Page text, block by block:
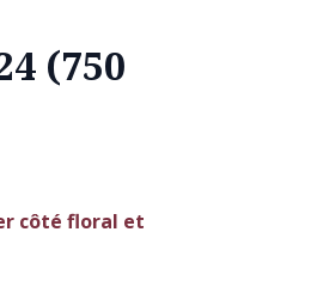
(750
côté floral et